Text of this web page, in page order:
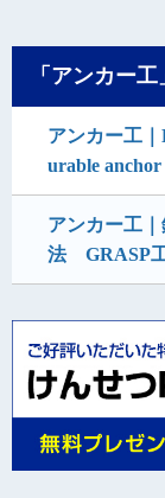
「アンカー
アンカー工
urable
アンカー工
法 GRASP